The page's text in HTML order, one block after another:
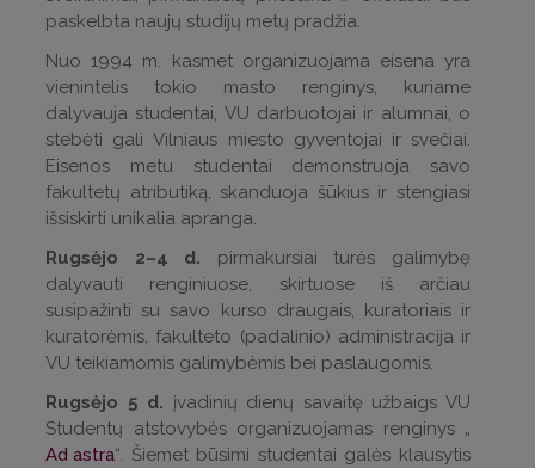
paskelbta naujų studijų metų pradžia.
Nuo 1994 m. kasmet organizuojama eisena yra
vienintelis tokio masto renginys, kuriame
dalyvauja studentai, VU darbuotojai ir alumnai, o
stebėti gali Vilniaus miesto gyventojai ir svečiai.
Eisenos metu studentai demonstruoja savo
fakultetų atributiką, skanduoja šūkius ir stengiasi
išsiskirti unikalia apranga.
Rugsėjo 2–4 d. pirmakursiai turės galimybę
dalyvauti renginiuose, skirtuose iš arčiau
susipažinti su savo kurso draugais, kuratoriais ir
kuratorėmis, fakulteto (padalinio) administracija ir
VU teikiamomis galimybėmis bei paslaugomis.
Rugsėjo 5 d. įvadinių dienų savaitę užbaigs VU
Studentų atstovybės organizuojamas renginys „
Ad astra“. Šiemet būsimi studentai galės klausytis